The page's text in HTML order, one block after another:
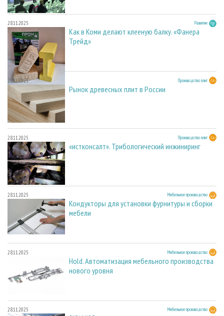
28.11.2025 Развитие
Как в Коми делают клееную балку. «Фанера
Трейд»
28.11.2025 Производство плит
Рынок древесных плит в России
28.11.2025 Производство плит
«истконсалт». Трибологический инжиниринг
28.11.2025 Мебельное производство
Кондукторы для установки фурнитуры и сборки
мебели
28.11.2025 Мебельное производство
Hold. Автоматизация мебельного производства
нового уровня
28.11.2025 Мебельное производство